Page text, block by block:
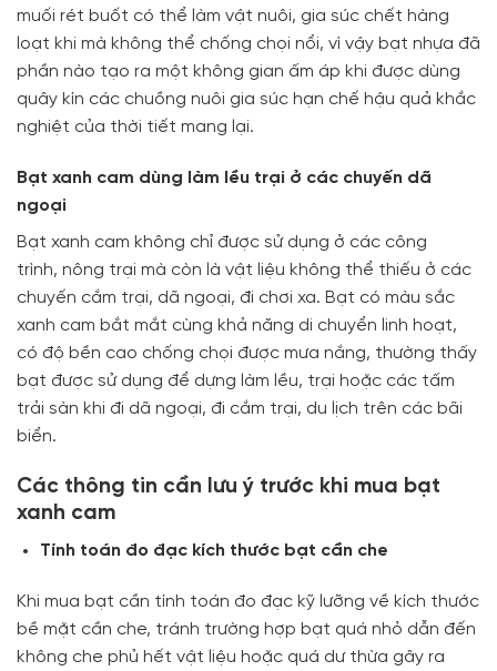
muối rét buốt có thể làm vật nuôi, gia súc chết hàng
loạt khi mà không thể chống chọi nổi, vì vậy bạt nhựa đã
phần nào tạo ra một không gian ấm áp khi được dùng
quây kín các chuồng nuôi gia súc hạn chế hậu quả khắc
nghiệt của thời tiết mang lại.
Bạt xanh cam dùng làm lều trại ở các chuyến dã
ngoại
Bạt xanh cam không chỉ được sử dụng ở các công
trình, nông trại mà còn là vật liệu không thể thiếu ở các
chuyến cắm trại, dã ngoại, đi chơi xa. Bạt có màu sắc
xanh cam bắt mắt cùng khả năng di chuyển linh hoạt,
có độ bền cao chống chọi được mưa nắng, thường thấy
bạt được sử dụng để dựng làm lều, trại hoặc các tấm
trải sàn khi đi dã ngoại, đi cắm trại, du lịch trên các bãi
biển.
Các thông tin cần lưu ý trước khi mua bạt
xanh cam
Tính toán đo đạc kích thước bạt cần che
Khi mua bạt cần tính toán đo đạc kỹ lưỡng về kích thước
bề mặt cần che, tránh trường hợp bạt quá nhỏ dẫn đến
không che phủ hết vật liệu hoặc quá dư thừa gây ra